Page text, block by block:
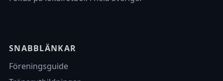
SNABBLÄNKAR
Föreningsguide